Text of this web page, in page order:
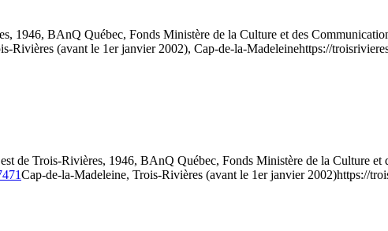
1946, BAnQ Québec, Fonds Ministère de la Culture et des
Rivières (avant le 1er janvier 2002), Cap-de-la-Madeleinehttps://
de Trois-Rivières, 1946, BAnQ Québec, Fonds Ministère de la Culture
Cap-de-la-Madeleine, Trois-Rivières (avant le 1er janvier 2002)https://